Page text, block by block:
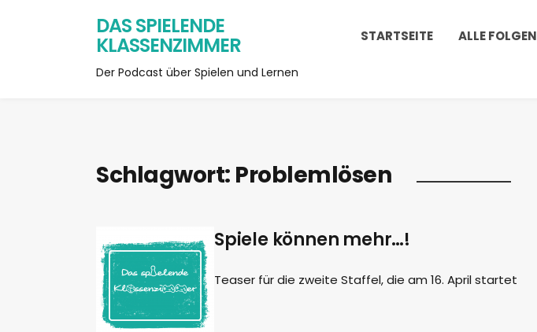
DAS SPIELENDE
KLASSENZIMMER
Der Podcast über Spielen und Lernen
STARTSEITE ALLE FOLGEN
Schlagwort: Problemlösen
Spiele können mehr…!
Teaser für die zweite Staffel, die am 16. April startet